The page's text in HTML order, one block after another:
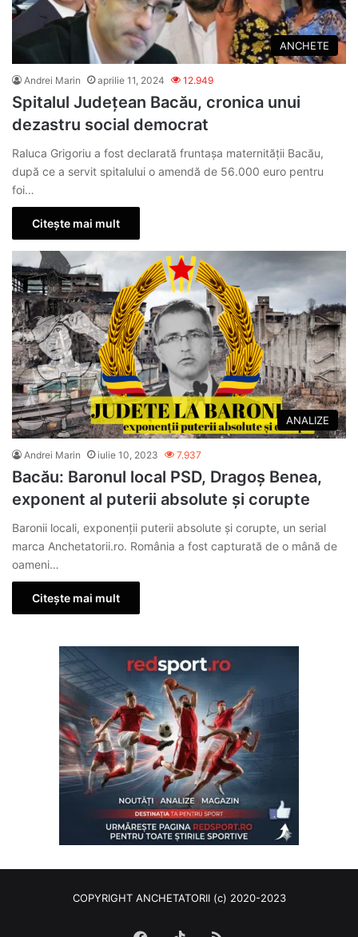
ANCHETE
Andrei Marin aprilie 11, 2024 12.949
Spitalul Județean Bacău, cronica unui
dezastru social democrat
Raluca Grigoriu a fost declarată fruntaşa maternităţii Bacău,
după ce a servit spitalului o amendă de 56.000 euro pentru
foi…
Citește mai mult
ANALIZE
Andrei Marin iulie 10, 2023 7.937
Bacău: Baronul local PSD, Dragoș Benea,
exponent al puterii absolute și corupte
Baronii locali, exponenții puterii absolute și corupte, un serial
marca Anchetatorii.ro. România a fost capturată de o mână de
oameni…
Citește mai mult
COPYRIGHT ANCHETATORII (c) 2020-2023